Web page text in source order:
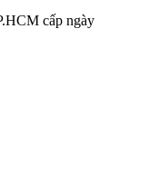
cấp ngày